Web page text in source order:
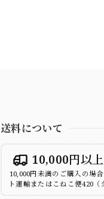
送料について
10,000円以
10,000円未満のご購入の場
ト運輸またはこねこ便420